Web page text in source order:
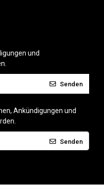
und
Senden
Ankündigungen und
Senden